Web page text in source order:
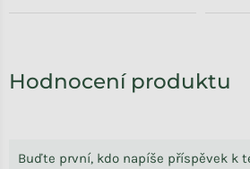
Hodnocení produktu
Buďte první, kdo napíše příspěvek k